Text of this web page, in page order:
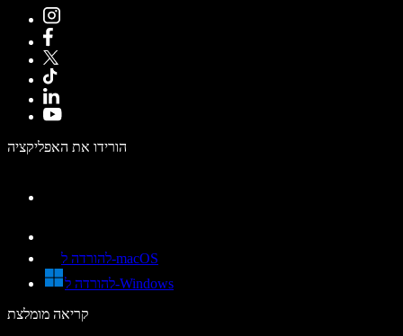
הורידו את האפליקציה
להורדה ל-macOS
להורדה ל-Windows
קריאה מומלצת